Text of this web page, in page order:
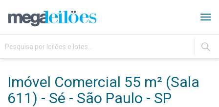
IR
Imóvel Comercial 55 m² (Sala
611) - Sé - São Paulo - SP